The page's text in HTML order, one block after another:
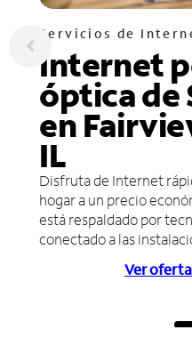
Servicios de
Internet
óptica de
en
IL
Disfruta de Internet
hogar a un precio
está respaldado por
conectado a las
Ver